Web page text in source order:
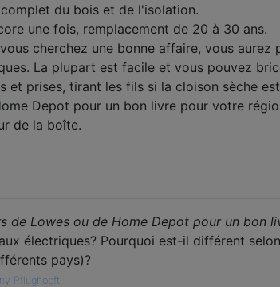
du bois et de l'isolation.
une fois, remplacement de 20 à 30 ans.
cherchez une bonne affaire, vous aurez
La plupart est facile et vous pouvez
et prises, tirant les fils si la cloison sèche
Depot pour un bon livre pour votre
de la boîte.
de Lowes ou de Home Depot pour un bon
électriques? Pourquoi est-il différent
pays)?
Pflughoeft